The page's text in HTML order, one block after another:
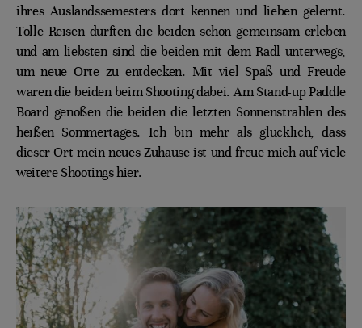
ihres Auslandssemesters dort kennen und lieben gelernt.
Tolle Reisen durften die beiden schon gemeinsam erleben
und am liebsten sind die beiden mit dem Radl unterwegs,
um neue Orte zu entdecken. Mit viel Spaß und Freude
waren die beiden beim Shooting dabei. Am Stand-up Paddle
Board genoßen die beiden die letzten Sonnenstrahlen des
heißen Sommertages. Ich bin mehr als glücklich, dass
dieser Ort mein neues Zuhause ist und freue mich auf viele
weitere Shootings hier.